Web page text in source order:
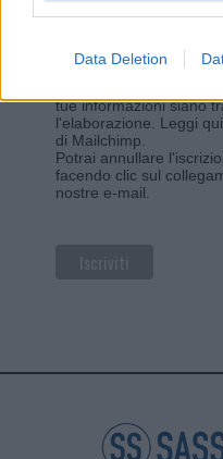
Data Deletion
Utilizziamo
tue informazioni siano
l'elaborazione. Leggi
di Mailchimp
Potrai annullare
facendo clic sul
nostre e-mail.